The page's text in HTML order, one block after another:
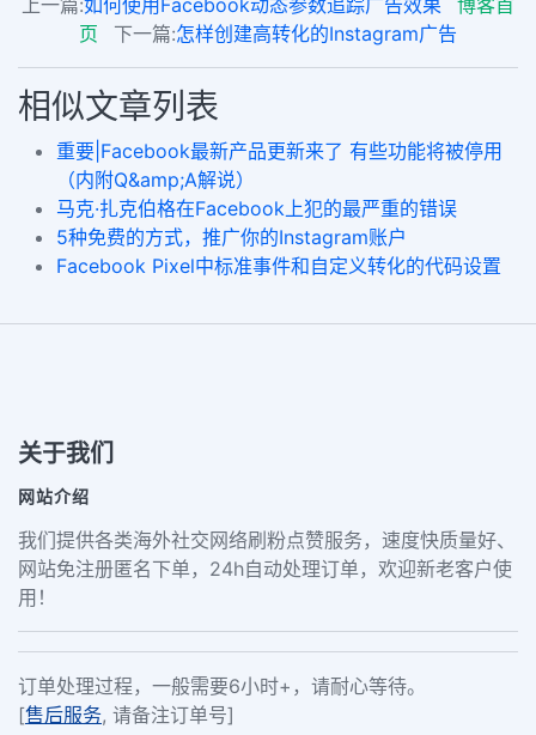
上一篇:如何使用Facebook动态参数追踪广告效果
博客首
页
下一篇:怎样创建高转化的Instagram广告
相似文章列表
重要|Facebook最新产品更新来了 有些功能将被停用
（内附Q&amp;A解说）
马克·扎克伯格在Facebook上犯的最严重的错误
5种免费的方式，推广你的Instagram账户
Facebook Pixel中标准事件和自定义转化的代码设置
关于我们
网站介绍
我们提供各类海外社交网络刷粉点赞服务，速度快质量好、
网站免注册匿名下单，24h自动处理订单，欢迎新老客户使
用！
订单处理过程，一般需要6小时+，请耐心等待。
[售后服务, 请备注订单号]